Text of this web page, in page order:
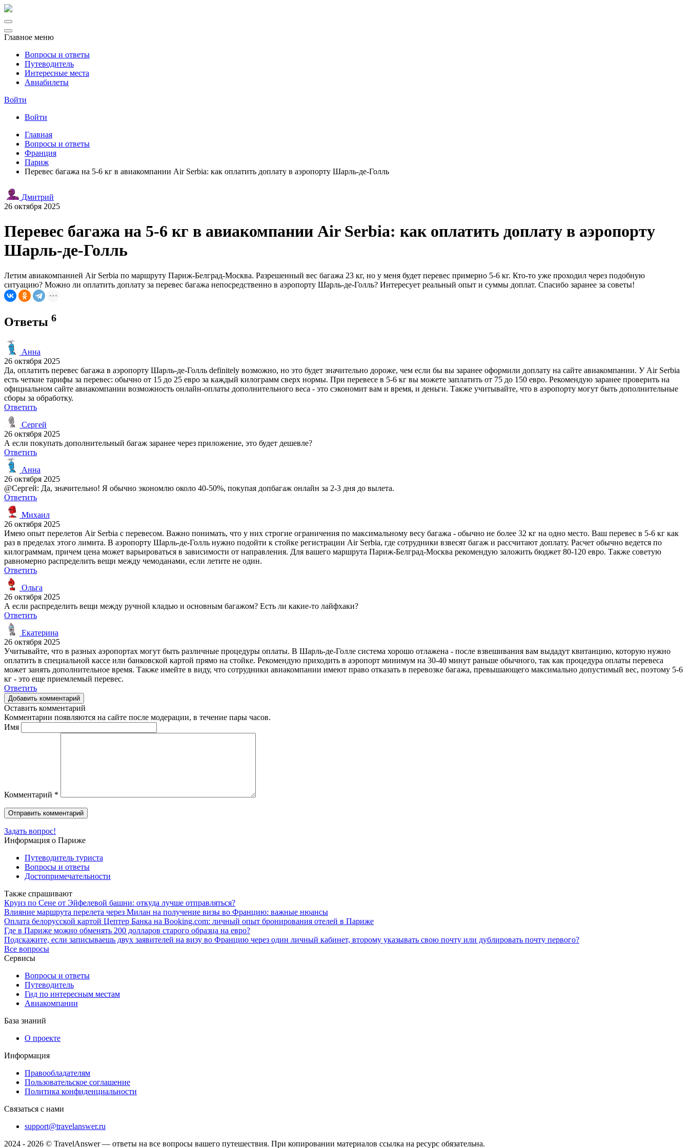
Главное меню
Вопросы и ответы
Путеводитель
Интересные места
Авиабилеты
Войти
Войти
Главная
Вопросы и ответы
Франция
Париж
Перевес багажа на 5-6 кг в авиакомпании Air Serbia: как оплатить доплату в аэропорту Шарль-де-Голль
Дмитрий
26 октября 2025
Перевес багажа на 5-6 кг в авиакомпании Air Serbia: как оплатить доплату в аэропорту
Шарль-де-Голль
Летим авиакомпанией Air Serbia по маршруту Париж-Белград-Москва. Разрешенный вес багажа 23 кг, но у меня будет перевес примерно 5-6 кг. Кто-то уже проходил через подобную
ситуацию? Можно ли оплатить доплату за перевес багажа непосредственно в аэропорту Шарль-де-Голль? Интересует реальный опыт и суммы доплат. Спасибо заранее за советы!
Ответы 6
Анна
26 октября 2025
Да, оплатить перевес багажа в аэропорту Шарль-де-Голль definitely возможно, но это будет значительно дороже, чем если бы вы заранее оформили доплату на сайте авиакомпании. У Air Serbia
есть четкие тарифы за перевес: обычно от 15 до 25 евро за каждый килограмм сверх нормы. При перевесе в 5-6 кг вы можете заплатить от 75 до 150 евро. Рекомендую заранее проверить на
официальном сайте авиакомпании возможность онлайн-оплаты дополнительного веса - это сэкономит вам и время, и деньги. Также учитывайте, что в аэропорту могут быть дополнительные
сборы за обработку.
Ответить
Сергей
26 октября 2025
А если покупать дополнительный багаж заранее через приложение, это будет дешевле?
Ответить
Анна
26 октября 2025
@Сергей: Да, значительно! Я обычно экономлю около 40-50%, покупая допбагаж онлайн за 2-3 дня до вылета.
Ответить
Михаил
26 октября 2025
Имею опыт перелетов Air Serbia с перевесом. Важно понимать, что у них строгие ограничения по максимальному весу багажа - обычно не более 32 кг на одно место. Ваш перевес в 5-6 кг как
раз в пределах этого лимита. В аэропорту Шарль-де-Голль нужно подойти к стойке регистрации Air Serbia, где сотрудники взвесят багаж и рассчитают доплату. Расчет обычно ведется по
килограммам, причем цена может варьироваться в зависимости от направления. Для вашего маршрута Париж-Белград-Москва рекомендую заложить бюджет 80-120 евро. Также советую
равномерно распределить вещи между чемоданами, если летите не один.
Ответить
Ольга
26 октября 2025
А если распределить вещи между ручной кладью и основным багажом? Есть ли какие-то лайфхаки?
Ответить
Екатерина
26 октября 2025
Учитывайте, что в разных аэропортах могут быть различные процедуры оплаты. В Шарль-де-Голле система хорошо отлажена - после взвешивания вам выдадут квитанцию, которую нужно
оплатить в специальной кассе или банковской картой прямо на стойке. Рекомендую приходить в аэропорт минимум на 30-40 минут раньше обычного, так как процедура оплаты перевеса
может занять дополнительное время. Также имейте в виду, что сотрудники авиакомпании имеют право отказать в перевозке багажа, превышающего максимально допустимый вес, поэтому 5-6
кг - это еще приемлемый перевес.
Ответить
Добавить комментарий
Оставить комментарий
Комментарии появляются на сайте после модерации, в течение пары часов.
Имя
Комментарий *
Задать вопрос!
Информация о Париже
Путеводитель туриста
Вопросы и ответы
Достопримечательности
Также спрашивают
Круиз по Сене от Эйфелевой башни: откуда лучше отправляться?
Влияние маршрута перелета через Милан на получение визы во Францию: важные нюансы
Оплата белорусской картой Цептер Банка на Booking.com: личный опыт бронирования отелей в Париже
Где в Париже можно обменять 200 долларов старого образца на евро?
Подскажите, если записываешь двух заявителей на визу во Францию через один личный кабинет, второму указывать свою почту или дублировать почту первого?
Все вопросы
Сервисы
Вопросы и ответы
Путеводитель
Гид по интересным местам
Авиакомпании
База знаний
О проекте
Информация
Правообладателям
Пользовательское соглашение
Политика конфиденциальности
Связаться с нами
support@travelanswer.ru
2024 - 2026 © TravelAnswer — ответы на все вопросы вашего путешествия. При копировании материалов ссылка на ресурс обязательна.